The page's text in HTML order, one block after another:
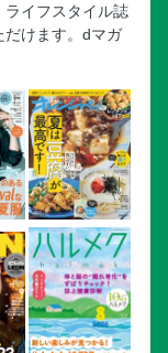
しましょう
れを把握しましょ
を覚えましょう
ない正しい目薬の
的なことを知って
で受けましょう
ドで選択肢が変わ
ライフスタイル誌
だけます。dマガ